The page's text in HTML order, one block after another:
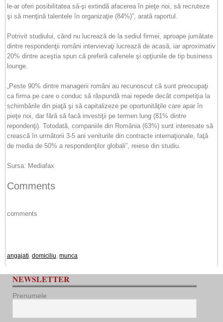
le-ar oferi posibilitatea să-şi extindă afacerea în pieţe noi, să recruteze
şi să menţină talentele în organizaţie (84%)”, arată raportul.
Potrivit studiului, când nu lucrează de la sediul firmei, aproape jumătate
dintre respondenţii români intervievaţi lucrează de acasă, iar aproximativ
20% dintre aceştia spun că preferă cafenele şi opţiunile de tip business
lounge.
„Peste 90% dintre managerii români au recunoscut că sunt preocupaţi
ca firma pe care o conduc să răspundă mai repede decât competiţia la
schimbările din piaţă şi să capitalizeze pe oportunităţile care apar în
pieţe noi, dar fără să facă investiţii pe termen lung (81% dintre
repondenţi). Totodată, companiile din România (63%) sunt interesate să
crească în următorii 3-5 ani veniturile din contracte internaţionale, faţă
de media de 50% a respondenţilor globali”, reiese din studiu.
Sursa: Mediafax
Comments
comments
angajati, domiciliu, munca
NEWSLETTER
Prenumele